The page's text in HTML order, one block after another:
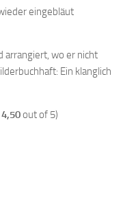
eingebläut
arrangiert, wo er nicht
Ein klanglich
4,50out of 5)